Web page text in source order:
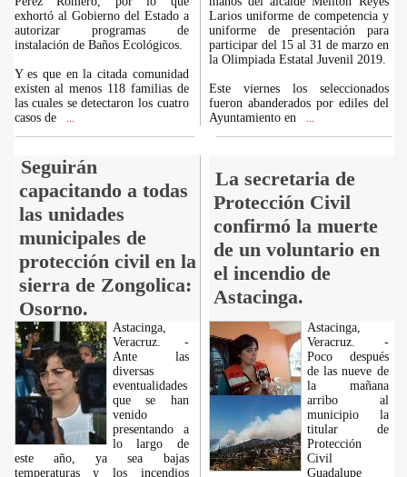
exhortó al Gobierno del Estado a
autorizar programas de
instalación de Baños Ecológicos.
Y es que en la citada comunidad
existen al menos 118 familias de
las cuales se detectaron los cuatro
casos de
Larios uniforme de competencia y
uniforme de presentación para
participar del 15 al 31 de marzo en
la Olimpiada Estatal Juvenil 2019.
Este viernes los seleccionados
fueron abanderados por ediles del
Ayuntamiento en
Seguirán
capacitando a todas
las unidades
municipales de
protección civil en la
sierra de Zongolica:
Osorno.
La secretaria de
Protección Civil
confirmó la muerte
de un voluntario en
el incendio de
Astacinga.
Astacinga,
Veracruz. -
Ante las
diversas
eventualidades
que se han
venido
presentando a
lo largo de
este año, ya sea bajas
temperaturas y los incendios
Astacinga,
Veracruz. -
Poco después
de las nueve de
la mañana
arribo al
municipio la
titular de
Protección
Civil
Guadalupe